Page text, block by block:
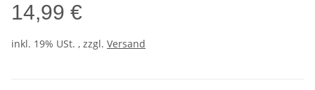
14,99 €
inkl. 19% USt. , zzgl. Versand